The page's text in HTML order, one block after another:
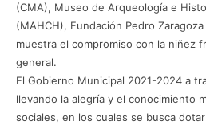
(CMA), Museo de Arqueología e
(MAHCH), Fundación Pedro
muestra el compromiso con la niñez
general.
El Gobierno Municipal 2021-2024 a
llevando la alegría y el conocimiento
sociales, en los cuales se busca